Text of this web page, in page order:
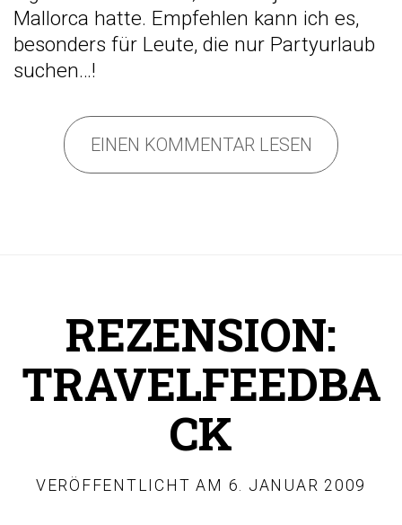
Mallorca hatte. Empfehlen kann ich es,
besonders für Leute, die nur Partyurlaub
suchen…!
EINEN KOMMENTAR LESEN
REZENSION:
TRAVELFEEDBA
CK
VERÖFFENTLICHT AM 6. JANUAR 2009